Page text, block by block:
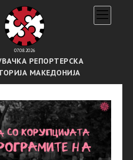
07.08.2026
РЕПОРТЕРСКА
МАКЕДОНИЈА
open
menu